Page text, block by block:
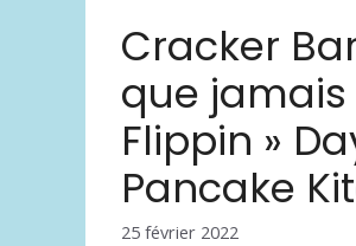
Cracker
que
Flippin »
Pancake
25 février 2022